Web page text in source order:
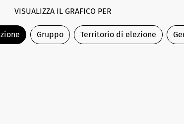
VISUALIZZA IL GRAFICO PER
Gruppo Territorio di elezione